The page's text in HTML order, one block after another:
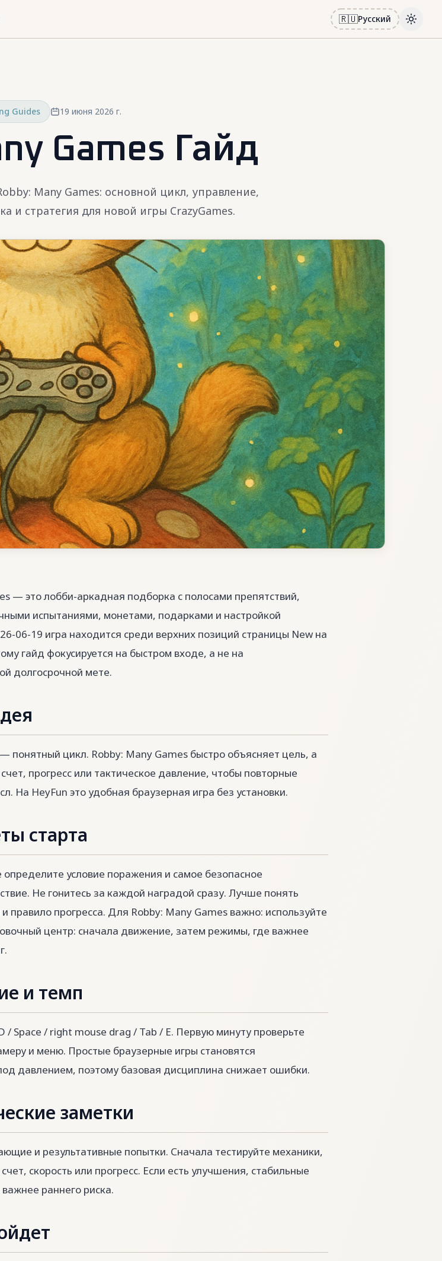
🇷🇺Русский Toggle
Guides 19 июня 2026 г.
Games Гайд
Many Games: основной цикл, управление,
и стратегия для новой игры CrazyGames.
— это лобби-аркадная подборка с полосами препятствий,
испытаниями, монетами, подарками и настройкой
06-19 игра находится среди верхних позиций страницы New на
гайд фокусируется на быстром входе, а не на
долгосрочной мете.
понятный цикл. Robby: Many Games быстро объясняет цель, а
прогресс или тактическое давление, чтобы повторные
На HeyFun это удобная браузерная игра без установки.
старта
условие поражения и самое безопасное
Не гонитесь за каждой наградой сразу. Лучше понять
правило прогресса. Для Robby: Many Games важно: используйте
центр: сначала движение, затем режимы, где важнее
и темп
/ Space / right mouse drag / Tab / E. Первую минуту проверьте
и меню. Простые браузерные игры становятся
давлением, поэтому базовая дисциплина снижает ошибки.
заметки
и результативные попытки. Сначала тестируйте механики,
скорость или прогресс. Если есть улучшения, стабильные
раннего риска.